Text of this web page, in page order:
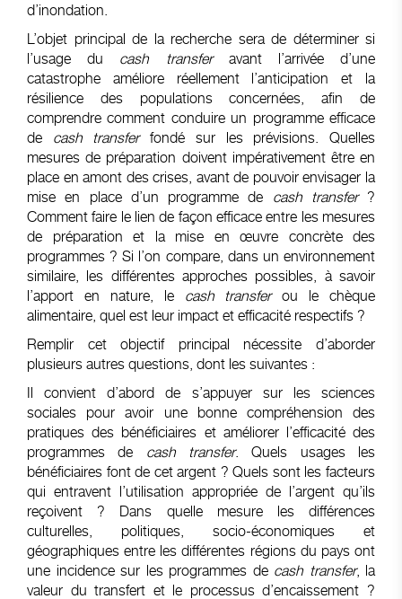
d’inondation.
L’objet principal de la recherche sera de déterminer si
l’usage du cash transferavant l’arrivée d’une
catastrophe améliore réellement l’anticipation et la
résilience des populations concernées, afin de
comprendre comment conduire un programme efficace
de cash transferfondé sur les prévisions. Quelles
mesures de préparation doivent impérativement être en
place en amont des crises, avant de pouvoir envisager la
mise en place d’un programme de cash transfer?
Comment faire le lien de façon efficace entre les mesures
de préparation et la mise en œuvre concrète des
programmes ? Si l’on compare, dans un environnement
similaire, les différentes approches possibles, à savoir
l’apport en nature, le cash transferou le chèque
alimentaire, quel est leur impact et efficacité respectifs ?
Remplir cet objectif principal nécessite d’aborder
plusieurs autres questions, dont les suivantes :
Il convient d’abord de s’appuyer sur les sciences
sociales pour avoir une bonne compréhension des
pratiques des bénéficiaires et améliorer l’efficacité des
programmes de cash transfer. Quels usages les
bénéficiaires font de cet argent ? Quels sont les facteurs
qui entravent l’utilisation appropriée de l’argent qu’ils
reçoivent ? Dans quelle mesure les différences
culturelles, politiques, socio-économiques et
géographiques entre les différentes régions du pays ont
une incidence sur les programmes de cash transfer, la
valeur du transfert et le processus d’encaissement ?